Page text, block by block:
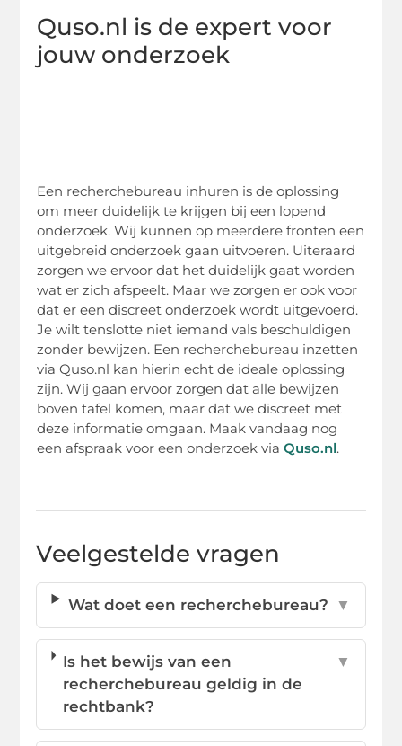
Quso.nl is de expert voor
jouw onderzoek
Een recherchebureau inhuren is de oplossing
om meer duidelijk te krijgen bij een lopend
onderzoek. Wij kunnen op meerdere fronten een
uitgebreid onderzoek gaan uitvoeren. Uiteraard
zorgen we ervoor dat het duidelijk gaat worden
wat er zich afspeelt. Maar we zorgen er ook voor
dat er een discreet onderzoek wordt uitgevoerd.
Je wilt tenslotte niet iemand vals beschuldigen
zonder bewijzen. Een recherchebureau inzetten
via Quso.nl kan hierin echt de ideale oplossing
zijn. Wij gaan ervoor zorgen dat alle bewijzen
boven tafel komen, maar dat we discreet met
deze informatie omgaan. Maak vandaag nog
een afspraak voor een onderzoek viaQuso.nl.
Veelgestelde vragen
Wat doet een recherchebureau? ▼
Is het bewijs van een
recherchebureau geldig in de
rechtbank?
▼